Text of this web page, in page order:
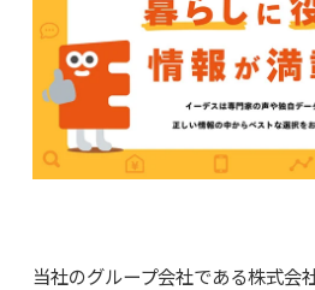
当社のグループ会社である株式会